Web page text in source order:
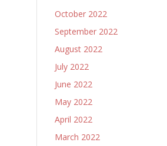
October 2022
September 2022
August 2022
July 2022
June 2022
May 2022
April 2022
March 2022